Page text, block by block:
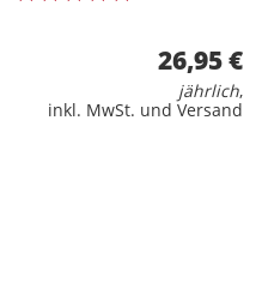
26,95 €
jährlich,
inkl. MwSt. und Versand